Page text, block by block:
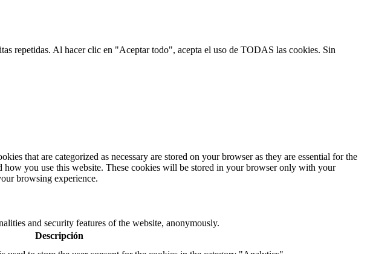
repetidas. Al hacer clic en "Aceptar todo", acepta el uso de TODAS las cookies. Sin
that are categorized as necessary are stored on your browser as they are essential for the
you use this website. These cookies will be stored in your browser only with your
browsing experience.
and security features of the website, anonymously.
Descripción